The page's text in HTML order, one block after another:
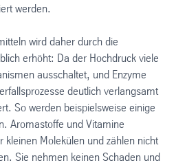
werden.
wird daher durch die
erhöht: Da der Hochdruck viele
ausschaltet, und Enzyme
deutlich verlangsamt
So werden beispielsweise einige
Aromastoffe und Vitamine
kleinen Molekülen und zählen nicht
Sie nehmen keinen Schaden und